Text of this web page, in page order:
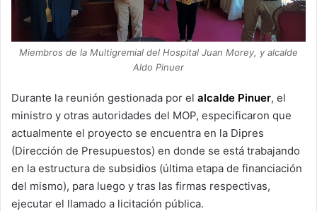
Miembros de la Multigremial del Hospital Juan Morey, y alcalde
Aldo Pinuer
Durante la reunión gestionada por el alcalde Pinuer, el
ministro y otras autoridades del MOP, especificaron que
actualmente el proyecto se encuentra en la Dipres
(Dirección de Presupuestos) en donde se está trabajando
en la estructura de subsidios (última etapa de financiación
del mismo), para luego y tras las firmas respectivas,
ejecutar el llamado a licitación pública.